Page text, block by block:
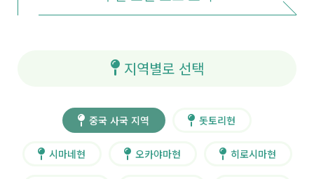
지역별로 선택
중국 사국 지역 돗토리현
시마네현 오카야마현 히로시마현